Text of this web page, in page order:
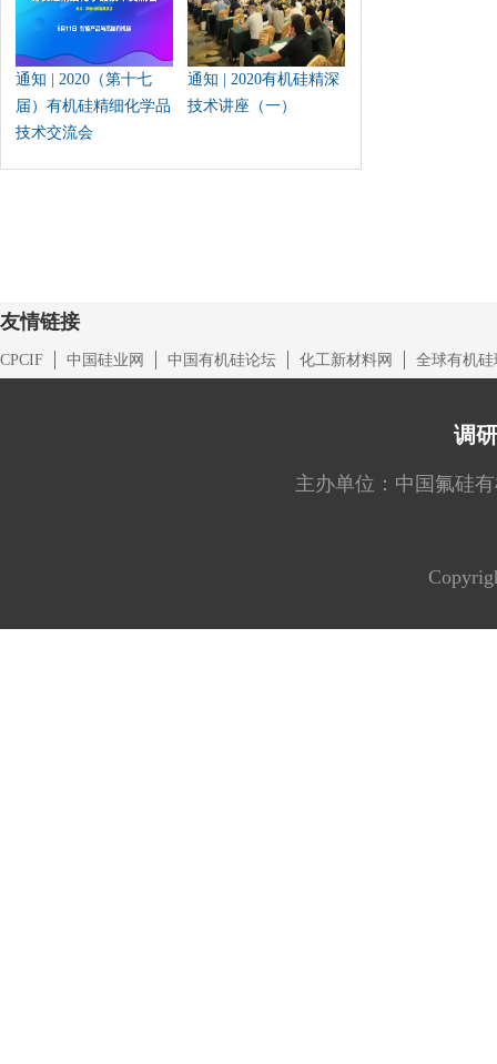
通知 | 2020（第十七
届）有机硅精细化学品
技术交流会
通知 | 2020有机硅精深
技术讲座（一）
友情链接
CPCIF 中国硅业网 中国有机硅论坛 化工新材料网 全球有机硅
调
主办单位：中国氟硅